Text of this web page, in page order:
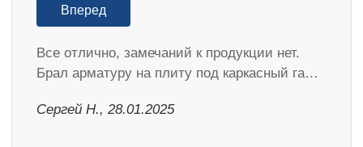
Вперед
Все отлично, замечаний к продукции нет.
Брал арматуру на плиту под каркасный га…
Сергей Н., 28.01.2025